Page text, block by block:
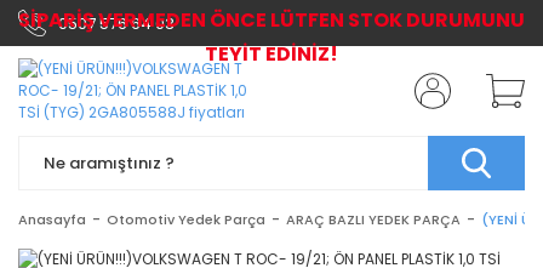
0507 576 64 03
Anasayfa Otomotiv Yedek Parça ARAÇ BAZLI YEDEK PARÇA (YENİ
SİPARİŞ VERMEDEN ÖNCE LÜTFEN STOK DURUMUNU
TEYİT EDİNİZ!